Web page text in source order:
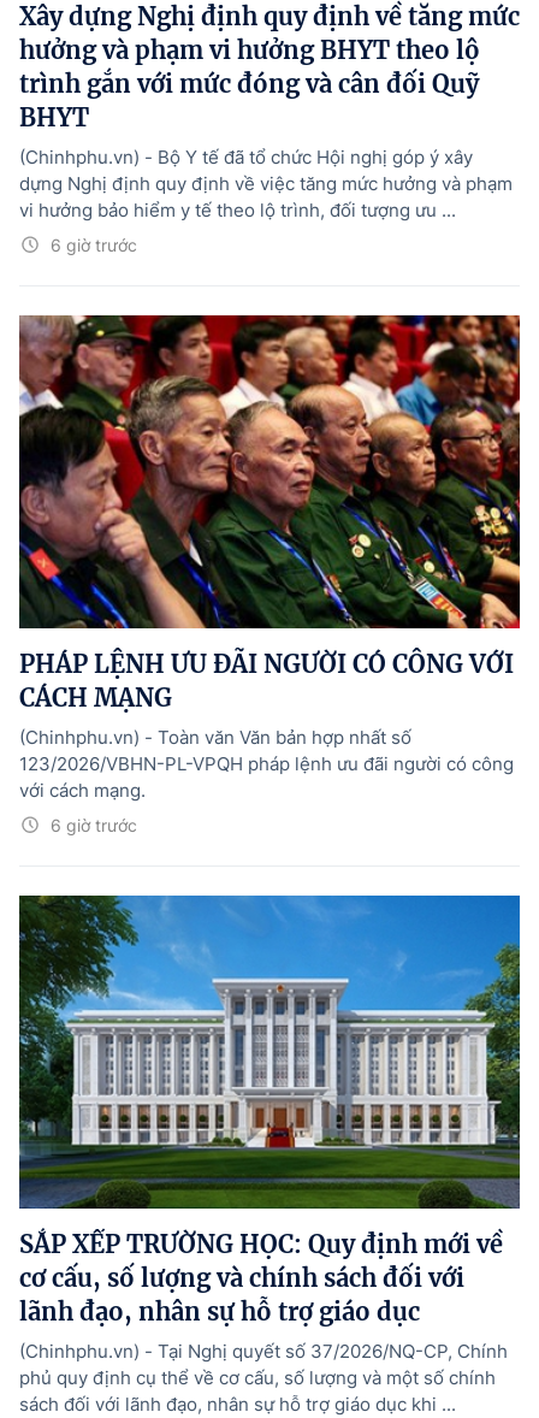
Xây dựng Nghị định quy định về tăng mức
hưởng và phạm vi hưởng BHYT theo lộ
trình gắn với mức đóng và cân đối Quỹ
BHYT
6 giờ trước
(Chinhphu.vn) - Bộ Y tế đã tổ chức Hội nghị góp ý xây
dựng Nghị định quy định về việc tăng mức hưởng và phạm
vi hưởng bảo hiểm y tế theo lộ trình, đối tượng ưu ...
PHÁP LỆNH ƯU ĐÃI NGƯỜI CÓ CÔNG VỚI
CÁCH MẠNG
6 giờ trước
(Chinhphu.vn) - Toàn văn Văn bản hợp nhất số
123/2026/VBHN-PL-VPQH pháp lệnh ưu đãi người có công
với cách mạng.
SẮP XẾP TRƯỜNG HỌC: Quy định mới về
cơ cấu, số lượng và chính sách đối với
lãnh đạo, nhân sự hỗ trợ giáo dục
(Chinhphu.vn) - Tại Nghị quyết số 37/2026/NQ-CP, Chính
phủ quy định cụ thể về cơ cấu, số lượng và một số chính
sách đối với lãnh đạo, nhân sự hỗ trợ giáo dục khi ...